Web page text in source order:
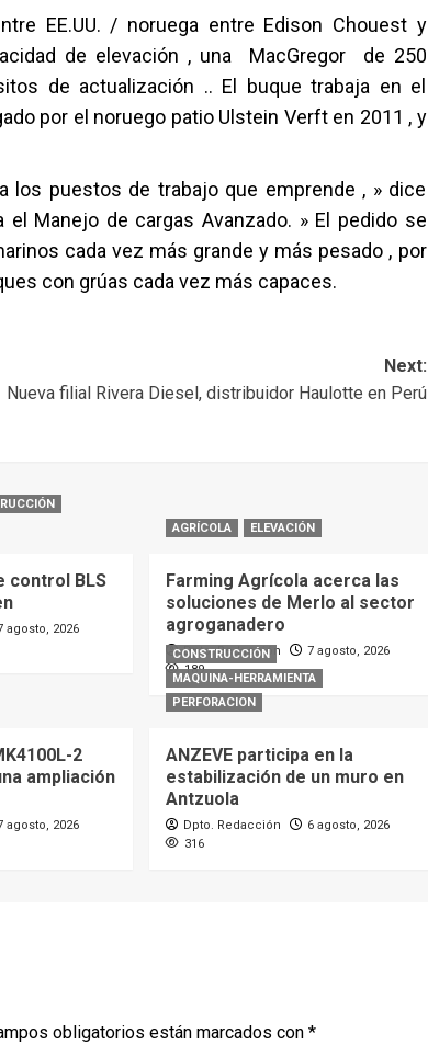
EE.UU. / noruega entre Edison Chouest y
de elevación , una MacGregor de 250
de actualización .. El buque trabaja en el
por el noruego patio Ulstein Verft en 2011 , y
los puestos de trabajo que emprende , » dice
Manejo de cargas Avanzado. » El pedido se
cada vez más grande y más pesado , por
con grúas cada vez más capaces.
Next:
Nueva filial Rivera Diesel, distribuidor Haulotte en Perú
control BLS
agosto, 2026
AGRÍCOLA ELEVACIÓN
Farming Agrícola acerca las
soluciones de Merlo al sector
agroganadero
Dpto. Redacción
7 agosto, 2026
189
2
ampliación
agosto, 2026
CONSTRUCCIÓN
MAQUINA-HERRAMIENTA
PERFORACION
ANZEVE participa en la
estabilización de un muro en
Antzuola
Dpto. Redacción
6 agosto, 2026
316
obligatorios están marcados con *